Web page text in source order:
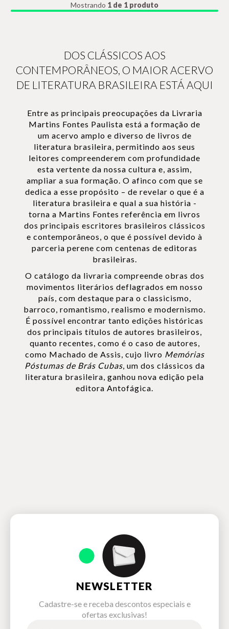
Mostrando 1 de 1 produto
DOS CLÁSSICOS AOS
CONTEMPORÂNEOS, O MAIOR ACERVO
DE LITERATURA BRASILEIRA ESTÁ AQUI
Entre as principais preocupações da Livraria
Martins Fontes Paulista está a formação de
um acervo amplo e diverso de livros de
literatura brasileira, permitindo aos seus
leitores compreenderem com profundidade
esta vertente da nossa cultura e, assim,
ampliar a sua formação. O afinco com que se
dedica a esse propósito – de revelar o que é a
literatura brasileira e qual a sua história -
torna a Martins Fontes referência em livros
dos principais escritores brasileiros clássicos
e contemporâneos, o que é possível devido à
parceria perene com centenas de editoras
brasileiras.
O catálogo da livraria compreende obras dos
movimentos literários deflagrados em nosso
país, com destaque para o classicismo,
barroco, romantismo, realismo e modernismo.
É possível encontrar tanto edições históricas
dos principais títulos de autores brasileiros,
quanto recentes, como é o caso de autores,
como Machado de Assis, cujo livro Memórias
Póstumas de Brás Cubas, um dos clássicos da
literatura brasileira, ganhou nova edição pela
editora Antofágica.
NEWSLETTER
Cadastre-se e receba descontos especiais e
ofertas exclusivas!